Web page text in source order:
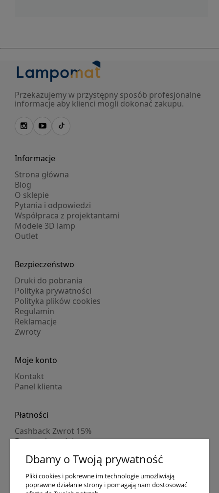
Przekazujemy w przystępny sposób profesjonalne
informacje aby klienci mogli dokonać zakupu.
Informacje
Strona główna
Blog
O sklepie
Pytania i odpowiedzi
Współpraca z projektantami
Modele 3D lamp
Outlet
Bezpieczeństwo
Druki do pobrania
Polityka prywatności
Polityka plików cookies
Regulamin
Reklamacje
Zwroty
Moje konto
Kontakt
Panel klienta
Płatności
Cashback Zwrot 15%
Formy płatności
Numer konta
PayPo kupujesz, nie płacisz
Progi rabatowe
Dbamy o Twoją prywatność
Pliki cookies i pokrewne im technologie umożliwiają
poprawne działanie strony i pomagają nam dostosować